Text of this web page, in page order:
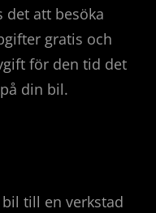
det att besöka
gratis och
för den tid det
din bil.
till en verkstad